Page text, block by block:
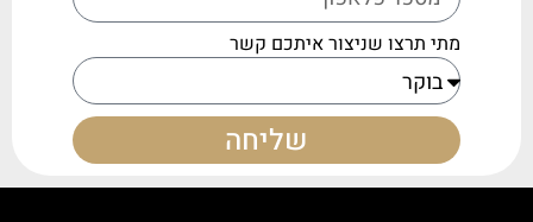
מתי תרצו שניצור איתכם קשר
שליחה